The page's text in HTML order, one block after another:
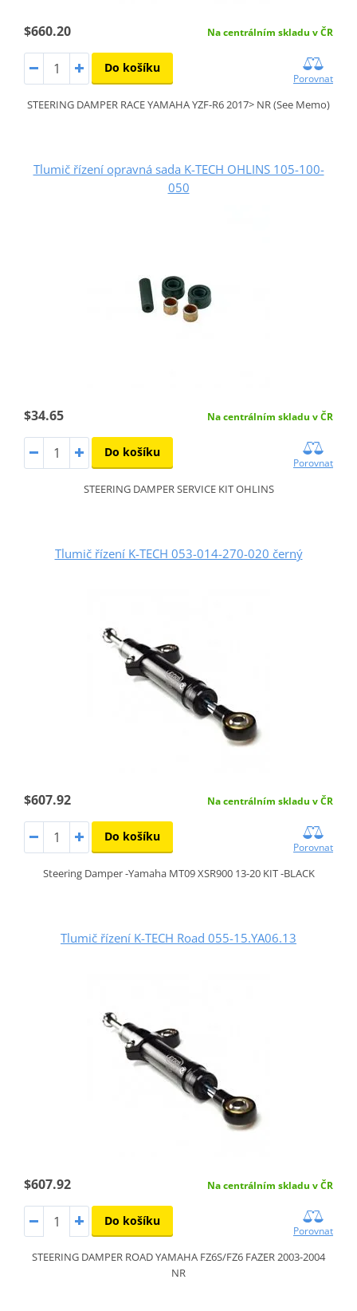
$660.20 Na centrálním skladu v ČR
Do košíku
Porovnat
STEERING DAMPER RACE YAMAHA YZF-R6 2017> NR (See Memo)
Tlumič řízení opravná sada K-TECH OHLINS 105-100-
050
$34.65 Na centrálním skladu v ČR
Do košíku
Porovnat
STEERING DAMPER SERVICE KIT OHLINS
Tlumič řízení K-TECH 053-014-270-020 černý
$607.92 Na centrálním skladu v ČR
Do košíku
Porovnat
Steering Damper -Yamaha MT09 XSR900 13-20 KIT -BLACK
Tlumič řízení K-TECH Road 055-15.YA06.13
$607.92 Na centrálním skladu v ČR
Do košíku
Porovnat
STEERING DAMPER ROAD YAMAHA FZ6S/FZ6 FAZER 2003-2004
NR